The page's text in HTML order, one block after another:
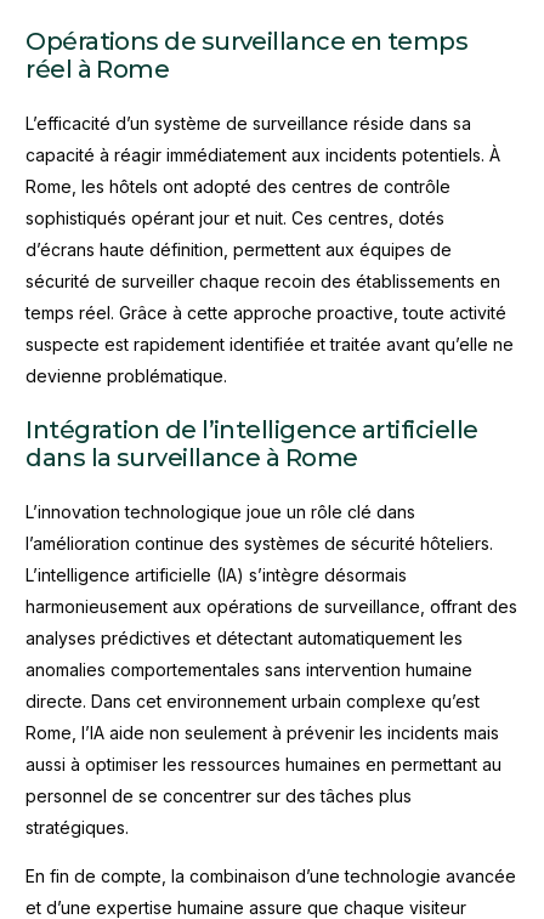
Opérations de surveillance en temps
réel à Rome
L’efficacité d’un système de surveillance réside dans sa
capacité à réagir immédiatement aux incidents potentiels. À
Rome, les hôtels ont adopté des centres de contrôle
sophistiqués opérant jour et nuit. Ces centres, dotés
d’écrans haute définition, permettent aux équipes de
sécurité de surveiller chaque recoin des établissements en
temps réel. Grâce à cette approche proactive, toute activité
suspecte est rapidement identifiée et traitée avant qu’elle ne
devienne problématique.
Intégration de l’intelligence artificielle
dans la surveillance à Rome
L’innovation technologique joue un rôle clé dans
l’amélioration continue des systèmes de sécurité hôteliers.
L’intelligence artificielle (IA) s’intègre désormais
harmonieusement aux opérations de surveillance, offrant des
analyses prédictives et détectant automatiquement les
anomalies comportementales sans intervention humaine
directe. Dans cet environnement urbain complexe qu’est
Rome, l’IA aide non seulement à prévenir les incidents mais
aussi à optimiser les ressources humaines en permettant au
personnel de se concentrer sur des tâches plus
stratégiques.
En fin de compte, la combinaison d’une technologie avancée
et d’une expertise humaine assure que chaque visiteur